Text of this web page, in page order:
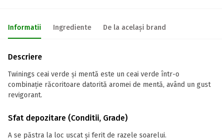
Informatii Ingrediente De la același brand
Descriere
Twinings ceai verde și mentă este un ceai verde într-o
combinație răcoritoare datorită aromei de mentă, având un gust
revigorant.
Sfat depozitare (Conditii, Grade)
A se păstra la loc uscat și ferit de razele soarelui.